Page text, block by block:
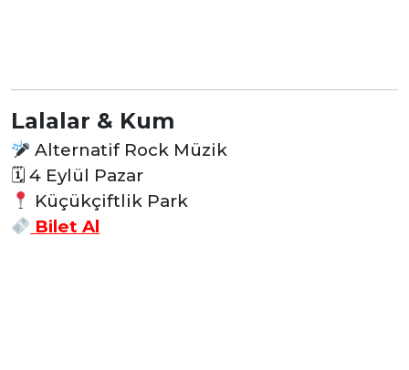
Lalalar & Kum
Alternatif Rock Müzik
🗓 4 Eylül Pazar
Küçükçiftlik Park
Bilet Al